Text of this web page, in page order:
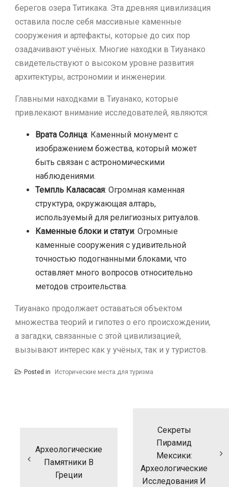
берегов озера Титикака. Эта древняя цивилизация
оставила после себя массивные каменные
сооружения и артефакты, которые до сих пор
озадачивают учёных. Многие находки в Тиуанако
свидетельствуют о высоком уровне развития
архитектуры, астрономии и инженерии.
Главными находками в Тиуанако, которые
привлекают внимание исследователей, являются:
Врата Солнца: Каменный монумент с
изображением божества, который может
быть связан с астрономическими
наблюдениями.
Темпль Каласасая: Огромная каменная
структура, окружающая алтарь,
используемый для религиозных ритуалов.
Каменные блоки и статуи: Огромные
каменные сооружения с удивительной
точностью подогнанными блоками, что
оставляет много вопросов относительно
методов строительства.
Тиуанако продолжает оставаться объектом
множества теорий и гипотез о его происхождении,
а загадки, связанные с этой цивилизацией,
вызывают интерес как у учёных, так и у туристов.
Posted in Исторические места для туризма
Археологические
Памятники В
Греции
Секреты
Пирамид
Мексики:
Археологические
Исследования И